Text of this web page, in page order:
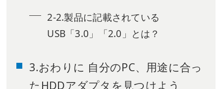
2-2.製品に記載されている
USB「3.0」「2.0」とは？
3.おわりに 自分のPC、用途に合っ
たHDDアダプタを見つけよう